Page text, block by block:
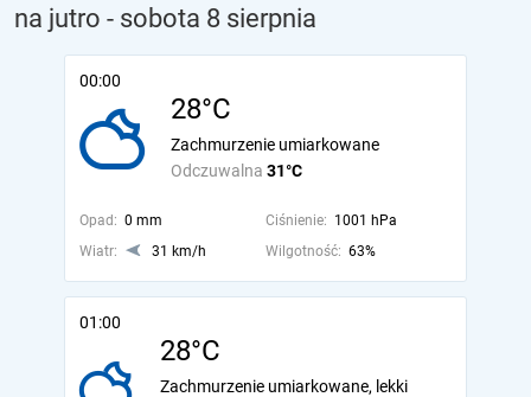
na jutro - sobota 8 sierpnia
00:00
28°C
Odczuwalna 31°C
Zachmurzenie umiarkowane
Opad: 0 mm Ciśnienie: 1001 hPa
Wiatr:
31 km/h Wilgotność: 63%
01:00
28°C
Zachmurzenie umiarkowane, lekki